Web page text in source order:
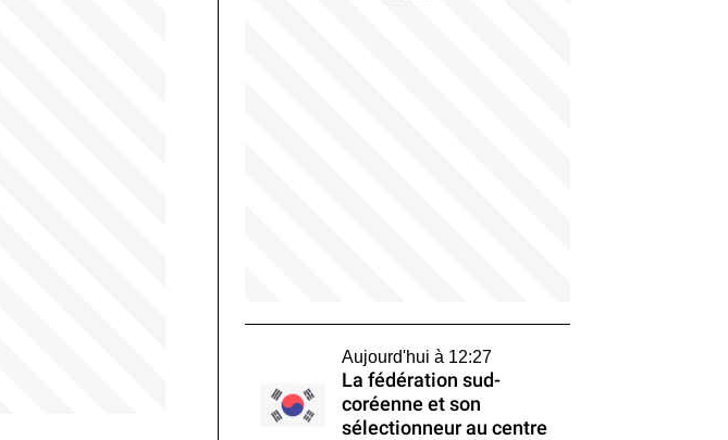
Aujourd'hui à 12:27
La fédération sud-
coréenne et son
sélectionneur au centre